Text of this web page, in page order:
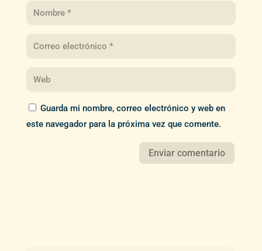
Guarda mi nombre, correo electrónico y web en
este navegador para la próxima vez que comente.